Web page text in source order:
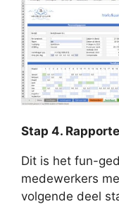
Stap 4.
Dit is het fun-
medewerkers
volgende deel